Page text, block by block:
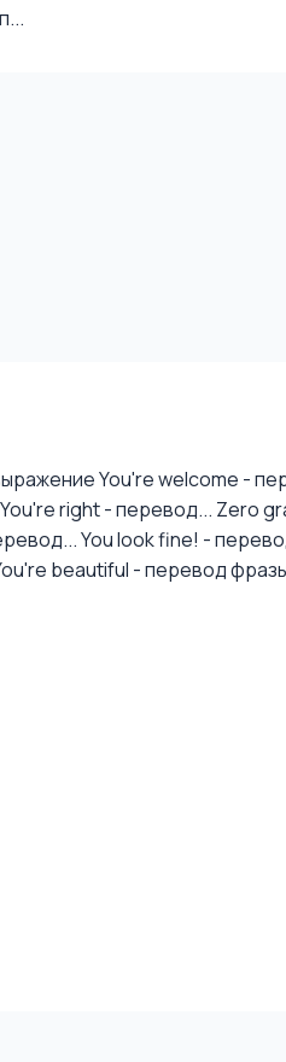
You're welcome -
right - перевод... Zero
You look fine! -
beautiful - перевод